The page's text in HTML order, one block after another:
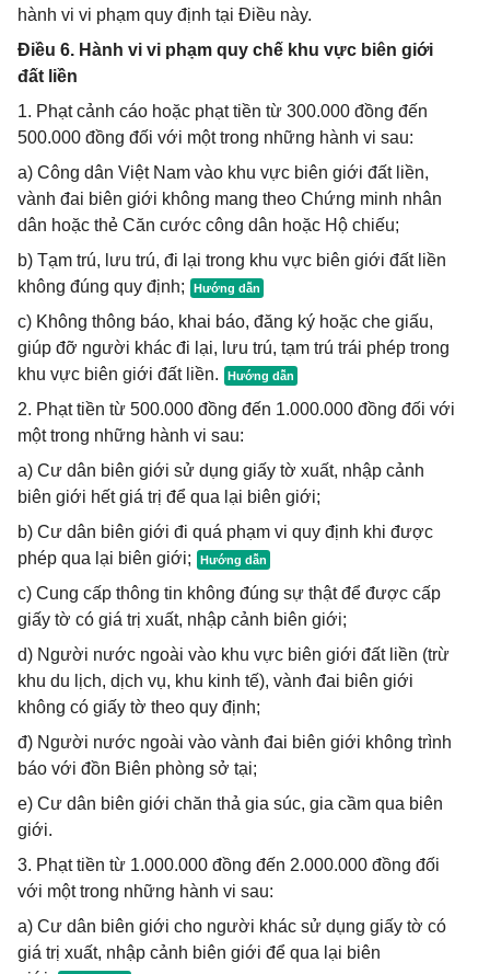
hành vi vi phạm quy định tại Điều này.
Điều 6. Hành vi vi phạm quy chế khu vực biên giới
đất liền
1. Phạt cảnh cáo hoặc phạt tiền từ 300.000 đồng đến
500.000 đồng đối với một trong những hành vi sau:
a) Công dân Việt Nam vào khu vực biên giới đất liền,
vành đai biên giới không mang theo Chứng minh nhân
dân hoặc thẻ Căn cước công dân hoặc Hộ chiếu;
b) Tạm trú, lưu trú, đi lại trong khu vực biên giới đất liền
không đúng quy định;
c) Không thông báo, khai báo, đăng ký hoặc che giấu,
giúp đỡ người khác đi lại, lưu trú, tạm trú trái phép trong
khu vực biên giới đất liền.
2. Phạt tiền từ 500.000 đồng đến 1.000.000 đồng đối với
một trong những hành vi sau:
a) Cư dân biên giới sử dụng giấy tờ xuất, nhập cảnh
biên giới hết giá trị để qua lại biên giới;
b) Cư dân biên giới đi quá phạm vi quy định khi được
phép qua lại biên giới;
c) Cung cấp thông tin không đúng sự thật để được cấp
giấy tờ có giá trị xuất, nhập cảnh biên giới;
d) Người nước ngoài vào khu vực biên giới đất liền (trừ
khu du lịch, dịch vụ, khu kinh tế), vành đai biên giới
không có giấy tờ theo quy định;
đ) Người nước ngoài vào vành đai biên giới không trình
báo với đồn Biên phòng sở tại;
e) Cư dân biên giới chăn thả gia súc, gia cầm qua biên
giới.
3. Phạt tiền từ 1.000.000 đồng đến 2.000.000 đồng đối
với một trong những hành vi sau:
a) Cư dân biên giới cho người khác sử dụng giấy tờ có
giá trị xuất, nhập cảnh biên giới để qua lại biên